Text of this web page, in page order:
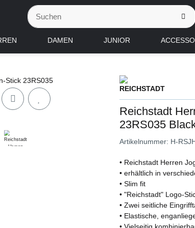
DAMEN JUNIOR
Reichstadt
23RS035
Artikelnummer: H-
• Reichstadt Herren
• erhältlich in
• Slim fit
• "Reichstadt" Logo-
• Zwei seitliche
• Elastische,
• Vielseitig